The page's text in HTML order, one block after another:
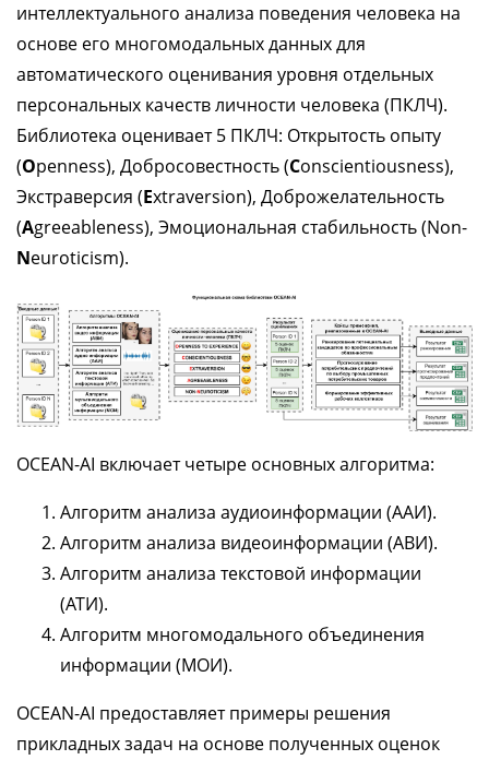
интеллектуального анализа поведения человека на
основе его многомодальных данных для
автоматического оценивания уровня отдельных
персональных качеств личности человека (ПКЛЧ).
Библиотека оценивает 5 ПКЛЧ: Открытость опыту
(Openness), Добросовестность (Conscientiousness),
Экстраверсия (Extraversion), Доброжелательность
(Agreeableness), Эмоциональная стабильность (Non-
Neuroticism).
OCEAN-AI включает четыре основных алгоритма:
Алгоритм анализа аудиоинформации (ААИ).
Алгоритм анализа видеоинформации (АВИ).
Алгоритм анализа текстовой информации
(АТИ).
Алгоритм многомодального объединения
информации (МОИ).
OCEAN-AI предоставляет примеры решения
прикладных задач на основе полученных оценок